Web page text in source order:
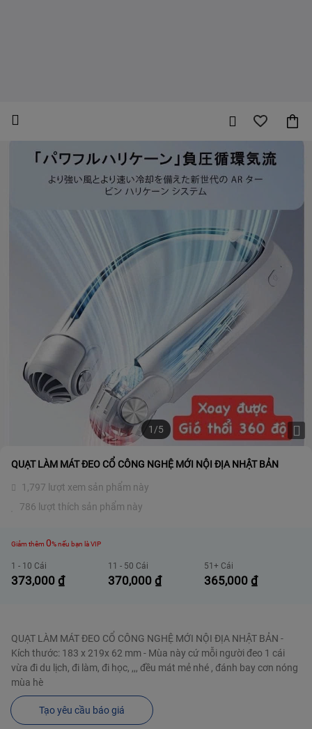
1/5
QUẠT LÀM MÁT ĐEO CỔ CÔNG NGHỆ MỚI NỘI ĐỊA NHẬT BẢN
1,797 lượt xem sản phẩm này
786 lượt thích sản phẩm này
Giảm thêm 0% nếu bạn là VIP
373,000 ₫
1 - 10 Cái
370,000 ₫
11 - 50 Cái
365,000₫
51+ Cái
QUẠT LÀM MÁT ĐEO CỔ CÔNG NGHỆ MỚI NỘI ĐỊA NHẬT BẢN -
Kích thước: 183 x 219x 62 mm - Mùa này cứ mỗi người đeo 1 cái
vừa đi du lịch, đi làm, đi học, ,,, đều mát mẻ nhé , đánh bay cơn nóng
mùa hè
Tạo yêu cầu báo giá